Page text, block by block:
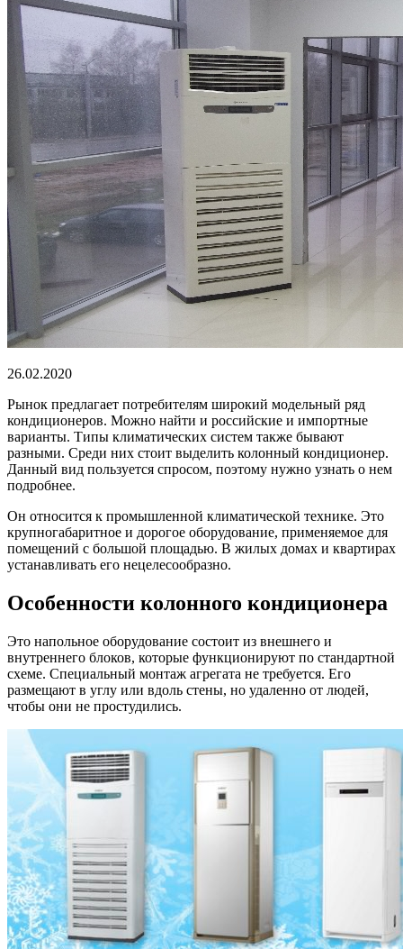
26.02.2020
Рынок предлагает потребителям широкий модельный ряд
кондиционеров. Можно найти и российские и импортные
варианты. Типы климатических систем также бывают
разными. Среди них стоит выделить колонный кондиционер.
Данный вид пользуется спросом, поэтому нужно узнать о нем
подробнее.
Он относится к промышленной климатической технике. Это
крупногабаритное и дорогое оборудование, применяемое для
помещений с большой площадью. В жилых домах и квартирах
устанавливать его нецелесообразно.
Особенности колонного кондиционера
Это напольное оборудование состоит из внешнего и
внутреннего блоков, которые функционируют по стандартной
схеме. Специальный монтаж агрегата не требуется. Его
размещают в углу или вдоль стены, но удаленно от людей,
чтобы они не простудились.